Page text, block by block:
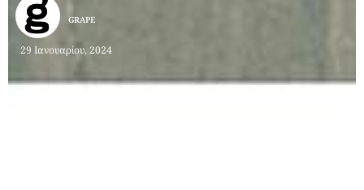
29 Ιανουαρίου, 2024
GRAPE